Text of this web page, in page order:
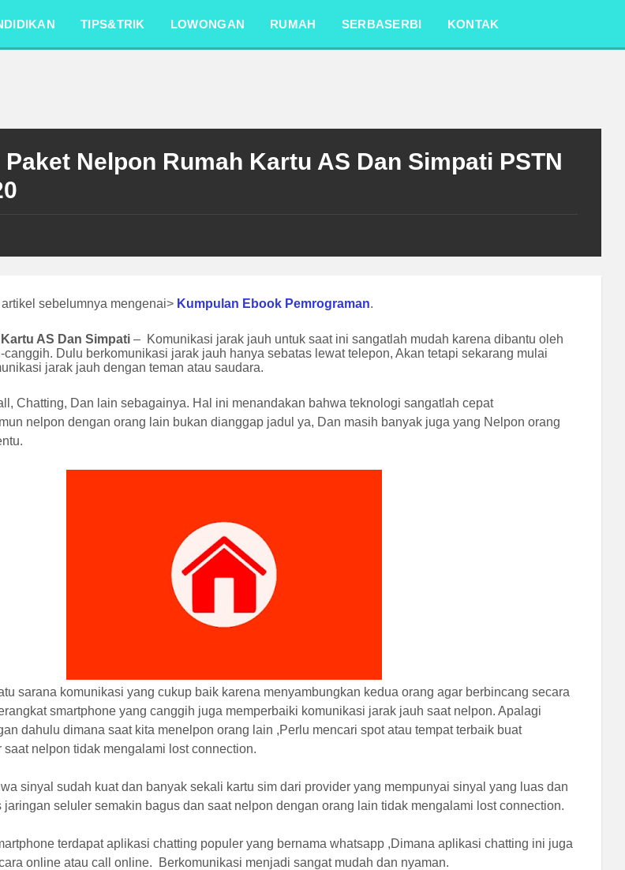
TIPS&TRIK LOWONGAN RUMAH SERBASERBI KONTAK
Nelpon Rumah Kartu AS Dan Simpati PSTN
sebelumnya mengenai> Kumpulan Ebook Pemrograman.
AS Dan Simpati – Komunikasi jarak jauh untuk saat ini sangatlah mudah karena dibantu oleh
Dulu berkomunikasi jarak jauh hanya sebatas lewat telepon, Akan tetapi sekarang mulai
jarak jauh dengan teman atau saudara.
Chatting, Dan lain sebagainya. Hal ini menandakan bahwa teknologi sangatlah cepat
nelpon dengan orang lain bukan dianggap jadul ya, Dan masih banyak juga yang Nelpon orang
sarana komunikasi yang cukup baik karena menyambungkan kedua orang agar berbincang secara
smartphone yang canggih juga memperbaiki komunikasi jarak jauh saat nelpon. Apalagi
dahulu dimana saat kita menelpon orang lain ,Perlu mencari spot atau tempat terbaik buat
nelpon tidak mengalami lost connection.
sinyal sudah kuat dan banyak sekali kartu sim dari provider yang mempunyai sinyal yang luas dan
jaringan seluler semakin bagus dan saat nelpon dengan orang lain tidak mengalami lost connection.
terdapat aplikasi chatting populer yang bernamawhatsapp ,Dimana aplikasi chatting ini juga
online atau call online. Berkomunikasi menjadi sangat mudah dan nyaman.